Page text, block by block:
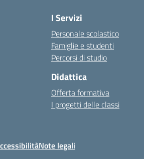
I Servizi
Personale scolastico
Famiglie e studenti
Percorsi di studio
Didattica
Offerta formativa
I progetti delle classi
Note legali